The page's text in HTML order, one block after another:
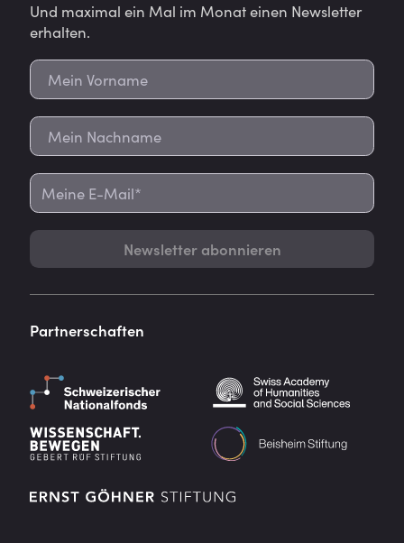
Und maximal ein Mal im Monat einen Newsletter
erhalten.
Newsletter abonnieren
Partnerschaften